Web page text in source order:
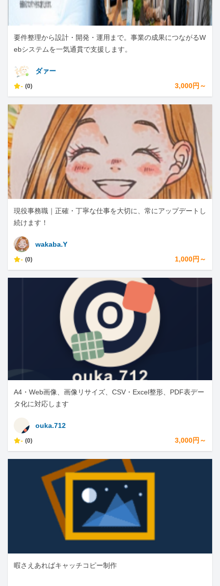
要件整理から設計・開発・運用まで。事業の成果につながるW
ebシステムを一気通貫で支援します。
ダァー
- (0) 3,000円～
現役事務職｜正確・丁寧な仕事を大切に、常にアップデートし
続けます！
wakaba.Y
- (0) 1,000円～
A4・Web画像、画像リサイズ、CSV・Excel整形、PDF表デー
タ化に対応します
ouka.712
- (0) 3,000円～
暇さえあればキャッチコピー制作